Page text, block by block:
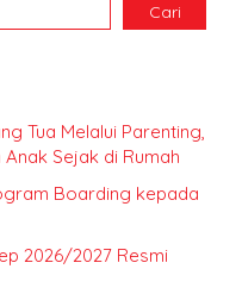
Cari
Tua Melalui Parenting,
Sejak di Rumah
Boarding kepada
2026/2027 Resmi